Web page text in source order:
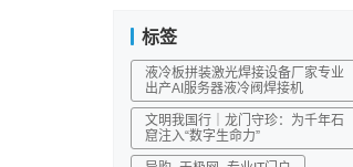
标签
液冷板拼装激光焊接设备厂家专业
出产AI服务器液冷阀焊接机
文明我国行｜龙门守珍：为千年石
窟注入“数字生命力”